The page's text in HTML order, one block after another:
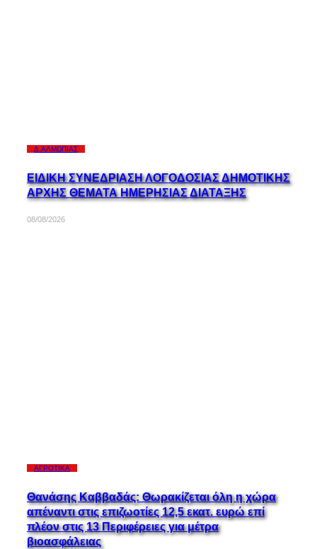
Δ.ΑΛΜΩΠΊΑΣ
ΕΙΔΙΚΗ ΣΥΝΕΔΡΙΑΣΗ ΛΟΓΟΔΟΣΙΑΣ ΔΗΜΟΤΙΚΗΣ
ΑΡΧΗΣ ΘΕΜΑΤΑ ΗΜΕΡΗΣΙΑΣ ΔΙΑΤΑΞΗΣ
08/08/2026
ΑΓΡΟΤΙΚΆ
Θανάσης Καββαδάς: Θωρακίζεται όλη η χώρα
απέναντι στις επιζωοτίες 12,5 εκατ. ευρώ επί
πλέον στις 13 Περιφέρειες για μέτρα
βιοασφάλειας